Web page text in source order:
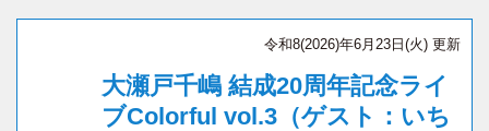
令和8(2026)年6月23日(火) 更新
大瀬戸千嶋 結成20周年記念ライ
ブColorful vol.3（ゲスト：いち